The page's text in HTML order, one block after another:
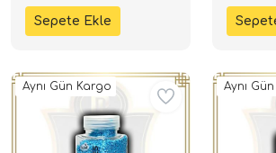
Aynı Gün Kargo Aynı